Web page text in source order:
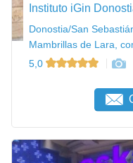
Instituto iGin
Donostia/San
Mambrillas de Lara,
5,0